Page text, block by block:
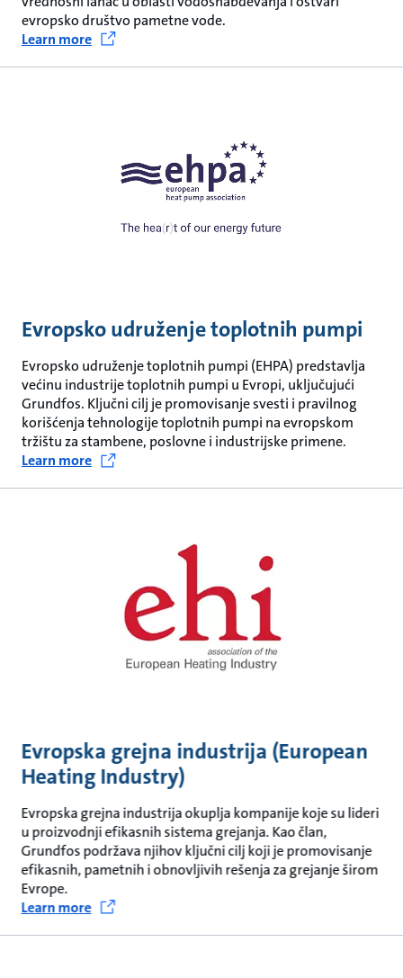
evropsko društvo pametne vode.
Learn more
Evropsko udruženje toplotnih pumpi
Evropsko udruženje toplotnih pumpi (EHPA) predstavlja
većinu industrije toplotnih pumpi u Evropi, uključujući
Grundfos. Ključni cilj je promovisanje svesti i pravilnog
korišćenja tehnologije toplotnih pumpi na evropskom
tržištu za stambene, poslovne i industrijske primene.
Learn more
Evropska grejna industrija (European
Heating Industry)
Evropska grejna industrija okuplja kompanije koje su lideri
u proizvodnji efikasnih sistema grejanja. Kao član,
Grundfos podržava njihov ključni cilj koji je promovisanje
efikasnih, pametnih i obnovljivih rešenja za grejanje širom
Evrope.
Learn more